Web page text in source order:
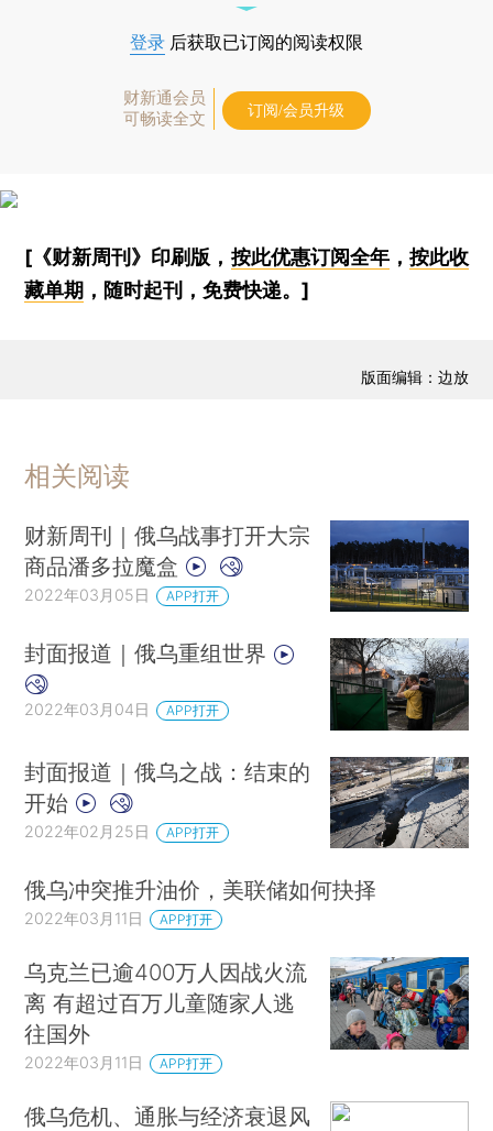
登录 后获取已订阅的阅读权限
财新通会员
可畅读全文
订阅/会员升级
[《财新周刊》印刷版， 按此优惠订阅全年， 按此收
藏单期 ，随时起刊，免费快递。]
版面编辑：边放
相关阅读
财新周刊｜俄乌战事打开大宗
商品潘多拉魔盒
2022年03月05日 APP打开
封面报道｜俄乌重组世界
2022年03月04日 APP打开
封面报道｜俄乌之战：结束的
开始
2022年02月25日 APP打开
俄乌冲突推升油价，美联储如何抉择
2022年03月11日 APP打开
乌克兰已逾400万人因战火流
离 有超过百万儿童随家人逃
往国外
2022年03月11日 APP打开
俄乌危机、通胀与经济衰退风